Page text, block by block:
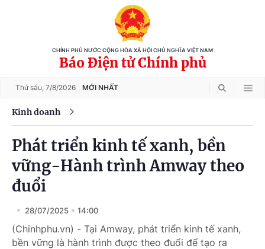
CHÍNH PHỦ NƯỚC CỘNG HÒA XÃ HỘI CHỦ NGHĨA VIỆT NAM
Báo Điện tử Chính phủ
Thứ sáu, 7/8/2026 MỚI NHẤT
Kinh doanh
Phát triển kinh tế xanh, bền
vững-Hành trình Amway theo
đuổi
28/07/2025 14:00
(Chinhphu.vn) - Tại Amway, phát triển kinh tế xanh,
bền vững là hành trình được theo đuổi để tạo ra